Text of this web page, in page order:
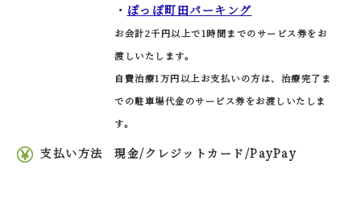
・ ぽっぽ町田パーキング
お会計2千円以上で1時間までのサービス券をお
渡しいたします。
自費治療1万円以上お支払いの方は、治療完了ま
での駐車場代金のサービス券をお渡しいたしま
す。
支払い方法 現金/クレジットカード/PayPay